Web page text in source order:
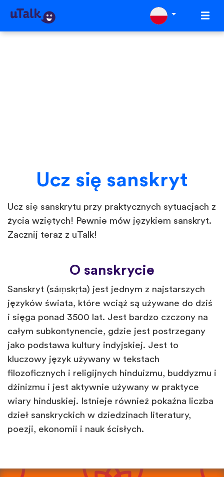
Ucz się sanskryt
Ucz się sanskrytu przy praktycznych sytuacjach z
życia wziętych! Pewnie mów językiem sanskryt.
Zacznij teraz z uTalk!
O sanskrycie
Sanskryt (sáṃskṛta) jest jednym z najstarszych
języków świata, które wciąż są używane do dziś
i sięga ponad 3500 lat. Jest bardzo czczony na
całym subkontynencie, gdzie jest postrzegany
jako podstawa kultury indyjskiej. Jest to
kluczowy język używany w tekstach
filozoficznych i religijnych hinduizmu, buddyzmu i
dżinizmu i jest aktywnie używany w praktyce
wiary hinduskiej. Istnieje również pokaźna liczba
dzieł sanskryckich w dziedzinach literatury,
poezji, ekonomii i nauk ścisłych.